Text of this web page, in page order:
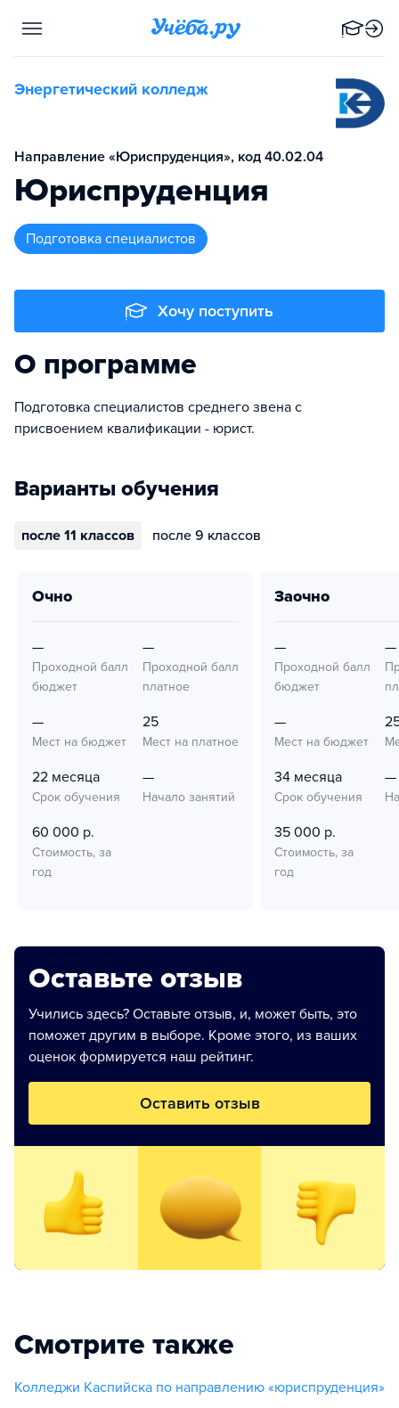
Энергетический колледж
Направление «Юриспруденция», код 40.02.04
Юриспруденция
подготовка специалистов
Хочу поступить
О программе
Подготовка специалистов среднего звена с
присвоением квалификации - юрист.
Варианты обучения
после 11 классов после 9 классов
очно
—
Проходной балл
бюджет
—
Проходной балл
платное
—
Мест на бюджет
25
Мест на платное
22 месяца
Срок обучения
—
Начало занятий
60 000 р.
Стоимость, за
год
заочно
—
Проходной балл
бюджет
—
—
Мест на бюджет
34 месяца
Срок обучения
—
35 000 р.
Стоимость, за
год
Оставьте отзыв
Учились здесь? Оставьте отзыв, и, может быть, это
поможет другим в выборе. Кроме этого, из ваших
оценок формируется наш рейтинг.
Оставить отзыв
Смотрите также
Колледжи Каспийска по направлению «юриспруденция»